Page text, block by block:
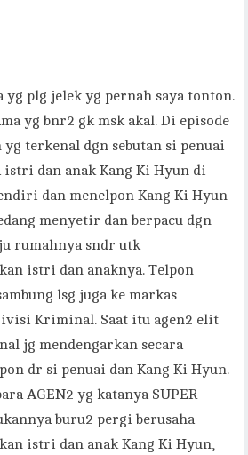
yg plg jelek yg pernah saya tonton.
yg bnr2 gk msk akal. Di episode
yg terkenal dgn sebutan si penuai
istri dan anak Kang Ki Hyun di
dan menelpon Kang Ki Hyun
menyetir dan berpacu dgn
rumahnya sndr utk
istri dan anaknya. Telpon
lsg juga ke markas
Kriminal. Saat itu agen2 elit
jg mendengarkan secara
dr si penuai dan Kang Ki Hyun.
AGEN2 yg katanya SUPER
buru2 pergi berusaha
istri dan anak Kang Ki Hyun,